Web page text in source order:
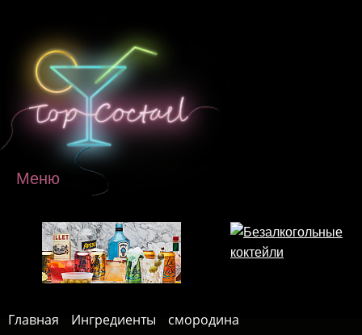
Меню
Главная Ингредиенты смородина